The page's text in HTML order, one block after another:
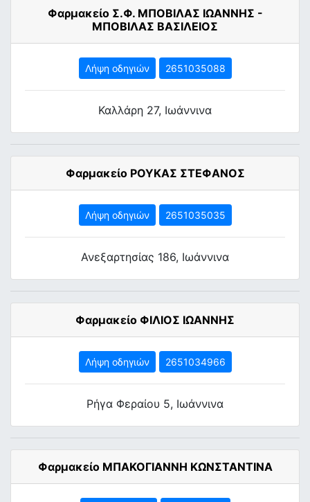
Φαρμακείο Σ.Φ. ΜΠΟΒΙΛΑΣ ΙΩΑΝΝΗΣ -
ΜΠΟΒΙΛΑΣ ΒΑΣΙΛΕΙΟΣ
Λήψη οδηγιών 2651035088
Καλλάρη 27, Ιωάννινα
Φαρμακείο ΡΟΥΚΑΣ ΣΤΕΦΑΝΟΣ
Λήψη οδηγιών 2651035035
Ανεξαρτησίας 186, Ιωάννινα
Φαρμακείο ΦΙΛΙΟΣ ΙΩΑΝΝΗΣ
Λήψη οδηγιών 2651034966
Ρήγα Φεραίου 5, Ιωάννινα
Φαρμακείο ΜΠΑΚΟΓΙΑΝΝΗ ΚΩΝΣΤΑΝΤΙΝΑ